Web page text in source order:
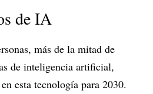
de IA
más de la mitad de
de inteligencia artificial,
esta tecnología para 2030.